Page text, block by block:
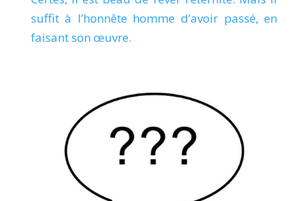
suffit à l’honnête homme d’avoir passé, en
faisant son œuvre.